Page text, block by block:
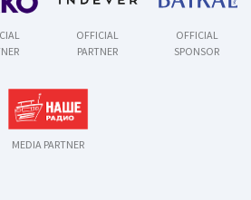
OFFICIAL
PARTNER
OFFICIAL
SPONSOR
MEDIA PARTNER